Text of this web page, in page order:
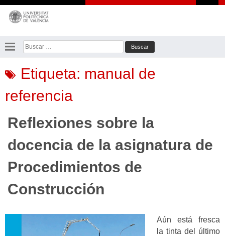
Saltar
contenido
Buscar:
Etiqueta: manual de
referencia
Reflexiones sobre la
docencia de la asignatura de
Procedimientos de
Construcción
Aún está fresca
la tinta del último